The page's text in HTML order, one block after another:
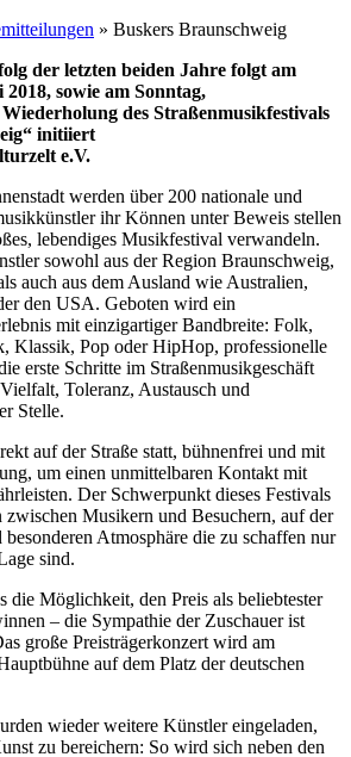
» Buskers Braunschweig
der letzten beiden Jahre folgt am
2018, sowie am Sonntag,
des Straßenmusikfestivals
initiiert
e.V.
werden über 200 nationale und
ihr Können unter Beweis stellen
lebendiges Musikfestival verwandeln.
sowohl aus der Region Braunschweig,
auch aus dem Ausland wie Australien,
den USA. Geboten wird ein
mit einzigartiger Bandbreite: Folk,
Klassik, Pop oder HipHop, professionelle
erste Schritte im Straßenmusikgeschäft
Toleranz, Austausch und
Stelle.
auf der Straße statt, bühnenfrei und mit
um einen unmittelbaren Kontakt mit
Der Schwerpunkt dieses Festivals
Musikern und Besuchern, auf der
Atmosphäre die zu schaffen nur
sind.
die Möglichkeit, den Preis als beliebtester
– die Sympathie der Zuschauer ist
große Preisträgerkonzert wird am
auf dem Platz der deutschen
wieder weitere Künstler eingeladen,
zu bereichern: So wird sich neben den